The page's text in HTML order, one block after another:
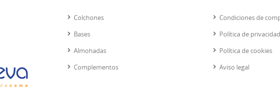
Colchones
Bases
Almohadas
Complementos
Condiciones de
Política de privacidad
Política de cookies
Aviso legal